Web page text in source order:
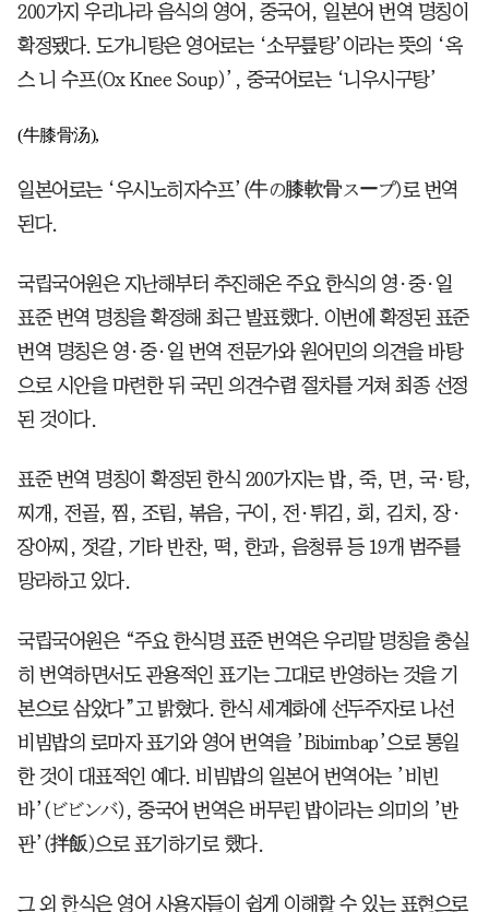
200가지 우리나라 음식의 영어, 중국어, 일본어 번역 명칭이
확정됐다. 도가니탕은 영어로는 ‘소무릎탕’이라는 뜻의 ‘옥
스 니 수프(Ox Knee Soup)’, 중국어로는 ‘니우시구탕’
(牛膝骨汤),
일본어로는 ‘우시노히자수프’(牛の膝軟骨スープ)로 번역
된다.
국립국어원은 지난해부터 추진해온 주요 한식의 영·중·일
표준 번역 명칭을 확정해 최근 발표했다. 이번에 확정된 표준
번역 명칭은 영·중·일 번역 전문가와 원어민의 의견을 바탕
으로 시안을 마련한 뒤 국민 의견수렴 절차를 거쳐 최종 선정
된 것이다.
표준 번역 명칭이 확정된 한식 200가지는 밥, 죽, 면, 국·탕,
찌개, 전골, 찜, 조림, 볶음, 구이, 전·튀김, 회, 김치, 장·
장아찌, 젓갈, 기타 반찬, 떡, 한과, 음청류 등 19개 범주를
망라하고 있다.
국립국어원은 “주요 한식명 표준 번역은 우리말 명칭을 충실
히 번역하면서도 관용적인 표기는 그대로 반영하는 것을 기
본으로 삼았다”고 밝혔다. 한식 세계화에 선두주자로 나선
비빔밥의 로마자 표기와 영어 번역을 ’Bibimbap’으로 통일
한 것이 대표적인 예다. 비빔밥의 일본어 번역어는 ’비빈
바’(ビビンバ), 중국어 번역은 버무린 밥이라는 의미의 ’반
판’(拌飯)으로 표기하기로 했다.
그 외 한식은 영어 사용자들이 쉽게 이해할 수 있는 표현으로